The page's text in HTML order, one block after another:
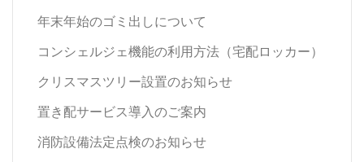
年末年始のゴミ出しについて
コンシェルジェ機能の利用方法（宅配ロッカー）
クリスマスツリー設置のお知らせ
置き配サービス導入のご案内
消防設備法定点検のお知らせ